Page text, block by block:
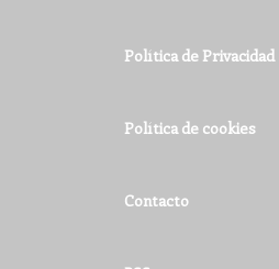
Política de Privacidad
Política de cookies
Contacto